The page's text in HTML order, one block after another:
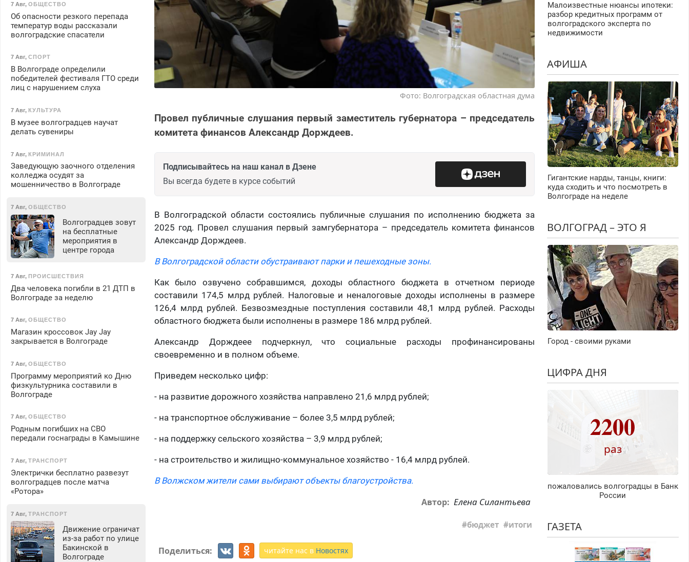
Фото: Волгоградская областная дума
Провел публичные слушания первый заместитель губернатора – председатель
комитета финансов Александр Дорждеев.
Подписывайтесь на наш канал в Дзене
Вы всегда будете в курсе событий
В Волгоградской области состоялись публичные слушания по исполнению бюджета за
2025 год. Провел слушания первый замгубернатора – председатель комитета финансов
Александр Дорждеев.
В Волгоградской области обустраивают парки и пешеходные зоны.
Как было озвучено собравшимся, доходы областного бюджета в отчетном периоде
составили 174,5 млрд рублей. Налоговые и неналоговые доходы исполнены в размере
126,4 млрд рублей. Безвозмездные поступления составили 48,1 млрд рублей. Расходы
областного бюджета были исполнены в размере 186 млрд рублей.
Александр Дорждеее подчеркнул, что социальные расходы профинансированы
своевременно и в полном объеме.
Приведем несколько цифр:
- на развитие дорожного хозяйства направлено 21,6 млрд рублей;
- на транспортное обслуживание – более 3,5 млрд рублей;
- на поддержку сельского хозяйства – 3,9 млрд рублей;
- на строительство и жилищно-коммунальное хозяйство - 16,4 млрд рублей.
В Волжском жители сами выбирают объекты благоустройства.
Автор: Елена Силантьева
бюджет итоги
Поделиться: читайте нас в Новостях
7 Авг, ОБЩЕСТВО
Об опасности резкого перепада
температур воды рассказали
волгоградские спасатели
7 Авг, СПОРТ
В Волгограде определили
победителей фестиваля ГТО среди
лиц с нарушением слуха
7 Авг, КУЛЬТУРА
В музее волгоградцев научат
делать сувениры
7 Авг, КРИМИНАЛ
Заведующую заочного отделения
колледжа осудят за
мошенничество в Волгограде
7 Авг, ОБЩЕСТВО
Волгоградцев зовут
на бесплатные
мероприятия в
центре города
7 Авг, ПРОИСШЕСТВИЯ
Два человека погибли в 21 ДТП в
Волгограде за неделю
7 Авг, ОБЩЕСТВО
Магазин кроссовок Jay Jay
закрывается в Волгограде
7 Авг, ОБЩЕСТВО
Программу мероприятий ко Дню
физкультурника составили в
Волгограде
7 Авг, ОБЩЕСТВО
Родным погибших на СВО
передали госнаграды в Камышине
7 Авг, ТРАНСПОРТ
Электрички бесплатно развезут
волгоградцев после матча
«Ротора»
7 Авг, ТРАНСПОРТ
Движение ограничат
из-за работ по улице
Бакинской в
Волгограде
Малоизвестные нюансы ипотеки:
разбор кредитных программ от
волгоградского эксперта по
недвижимости
АФИША
Гигантские нарды, танцы, книги:
куда сходить и что посмотреть в
Волгограде на неделе
ВОЛГОГРАД – ЭТО Я
Город - своими руками
ЦИФРА ДНЯ
2200
раз
пожаловались волгоградцы в Банк
России
ГАЗЕТА